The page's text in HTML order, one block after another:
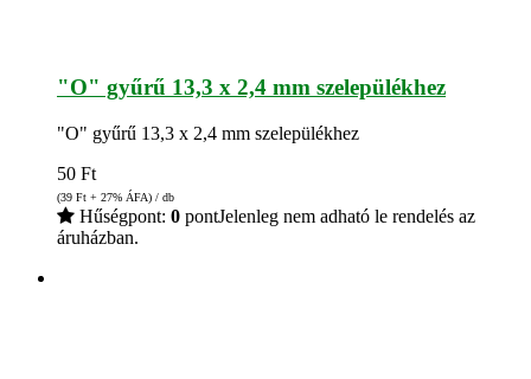
"O" gyűrű 13,3 x 2,4 mm szelepülékhez
"O" gyűrű 13,3 x 2,4 mm szelepülékhez
50 Ft
(39 Ft + 27% ÁFA) / db
Hűségpont: 0 pontJelenleg nem adható le rendelés az
áruházban.